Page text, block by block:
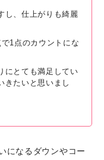
し、仕上がりも綺麗
1点のカウントにな
にとても満足してい
きたいと思いまし
になるダウンやコー